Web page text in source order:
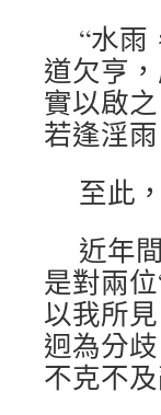
“水雨
道欠亨
實以啟
若逢淫
至此
近年
是對兩
以我所
迥為分
不克不及